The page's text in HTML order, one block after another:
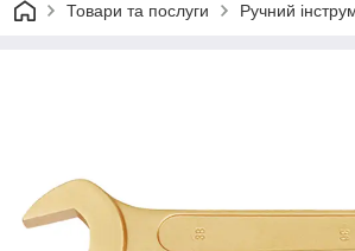
Товари та послуги Ручний